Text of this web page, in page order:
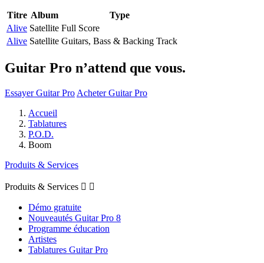
Titre Album
Type
Alive Satellite Full Score
Alive Satellite Guitars, Bass & Backing Track
Guitar Pro n’attend que vous.
Essayer Guitar Pro Acheter Guitar Pro
Accueil
Tablatures
P.O.D.
Boom
Produits & Services
Produits & Services  
Démo gratuite
Nouveautés Guitar Pro 8
Programme éducation
Artistes
Tablatures Guitar Pro